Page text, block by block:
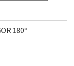
180º